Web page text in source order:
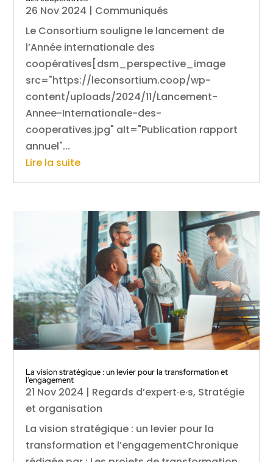
26 Nov 2024 | Communiqués
Le Consortium souligne le lancement de
l’Année internationale des
coopératives[dsm_perspective_image
src="https://leconsortium.coop/wp-
content/uploads/2024/11/Lancement-
Annee-Internationale-des-
cooperatives.jpg" alt="Publication rapport
annuel"...
Lire la suite
La vision stratégique : un levier pour la transformation et
l’engagement
21 Nov 2024 | Regards d’expert·e·s, Stratégie
et organisation
La vision stratégique : un levier pour la
transformation et l’engagementChronique